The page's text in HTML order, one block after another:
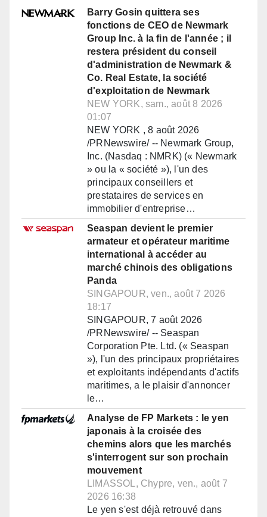
Barry Gosin quittera ses
fonctions de CEO de Newmark
Group Inc. à la fin de l'année ; il
restera président du conseil
d'administration de Newmark &
Co. Real Estate, la société
d'exploitation de Newmark
NEW YORK, sam., août 8 2026
01:07
NEW YORK , 8 août 2026
/PRNewswire/ -- Newmark Group,
Inc. (Nasdaq : NMRK) (« Newmark
» ou la « société »), l'un des
principaux conseillers et
prestataires de services en
immobilier d'entreprise…
Seaspan devient le premier
armateur et opérateur maritime
international à accéder au
marché chinois des obligations
Panda
SINGAPOUR, ven., août 7 2026
18:17
SINGAPOUR, 7 août 2026
/PRNewswire/ -- Seaspan
Corporation Pte. Ltd. (« Seaspan
»), l'un des principaux propriétaires
et exploitants indépendants d'actifs
maritimes, a le plaisir d'annoncer
le…
Analyse de FP Markets : le yen
japonais à la croisée des
chemins alors que les marchés
s'interrogent sur son prochain
mouvement
LIMASSOL, Chypre, ven., août 7
2026 16:38
Le yen s'est déjà retrouvé dans